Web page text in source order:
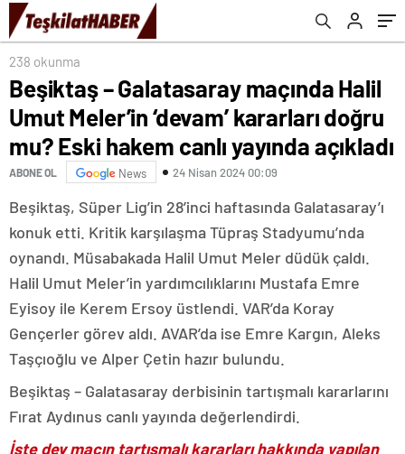
hakem canlı yayında açıkladı
238 okunma
Beşiktaş – Galatasaray maçında Halil
Umut Meler’in ‘devam’ kararları doğru
mu? Eski hakem canlı yayında açıkladı
ABONE OL News 24 Nisan 2024 00:09
Beşiktaş, Süper Lig’in 28’inci haftasında Galatasaray’ı
konuk etti. Kritik karşılaşma Tüpraş Stadyumu’nda
oynandı. Müsabakada Halil Umut Meler düdük çaldı.
Halil Umut Meler’in yardımcılıklarını Mustafa Emre
Eyisoy ile Kerem Ersoy üstlendi. VAR’da Koray
Gençerler görev aldı. AVAR’da ise Emre Kargın, Aleks
Taşçıoğlu ve Alper Çetin hazır bulundu.
Beşiktaş – Galatasaray derbisinin tartışmalı kararlarını
Fırat Aydınus canlı yayında değerlendirdi.
İşte dev maçın tartışmalı kararları hakkında yapılan